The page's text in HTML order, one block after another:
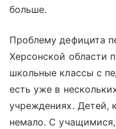
больше.
Проблему дефицита
Херсонской области
школьные классы с
есть уже в
учреждениях. Детей,
немало. С